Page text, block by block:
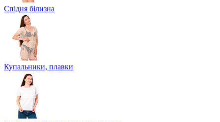
Спідня білизна
Купальники, плавки